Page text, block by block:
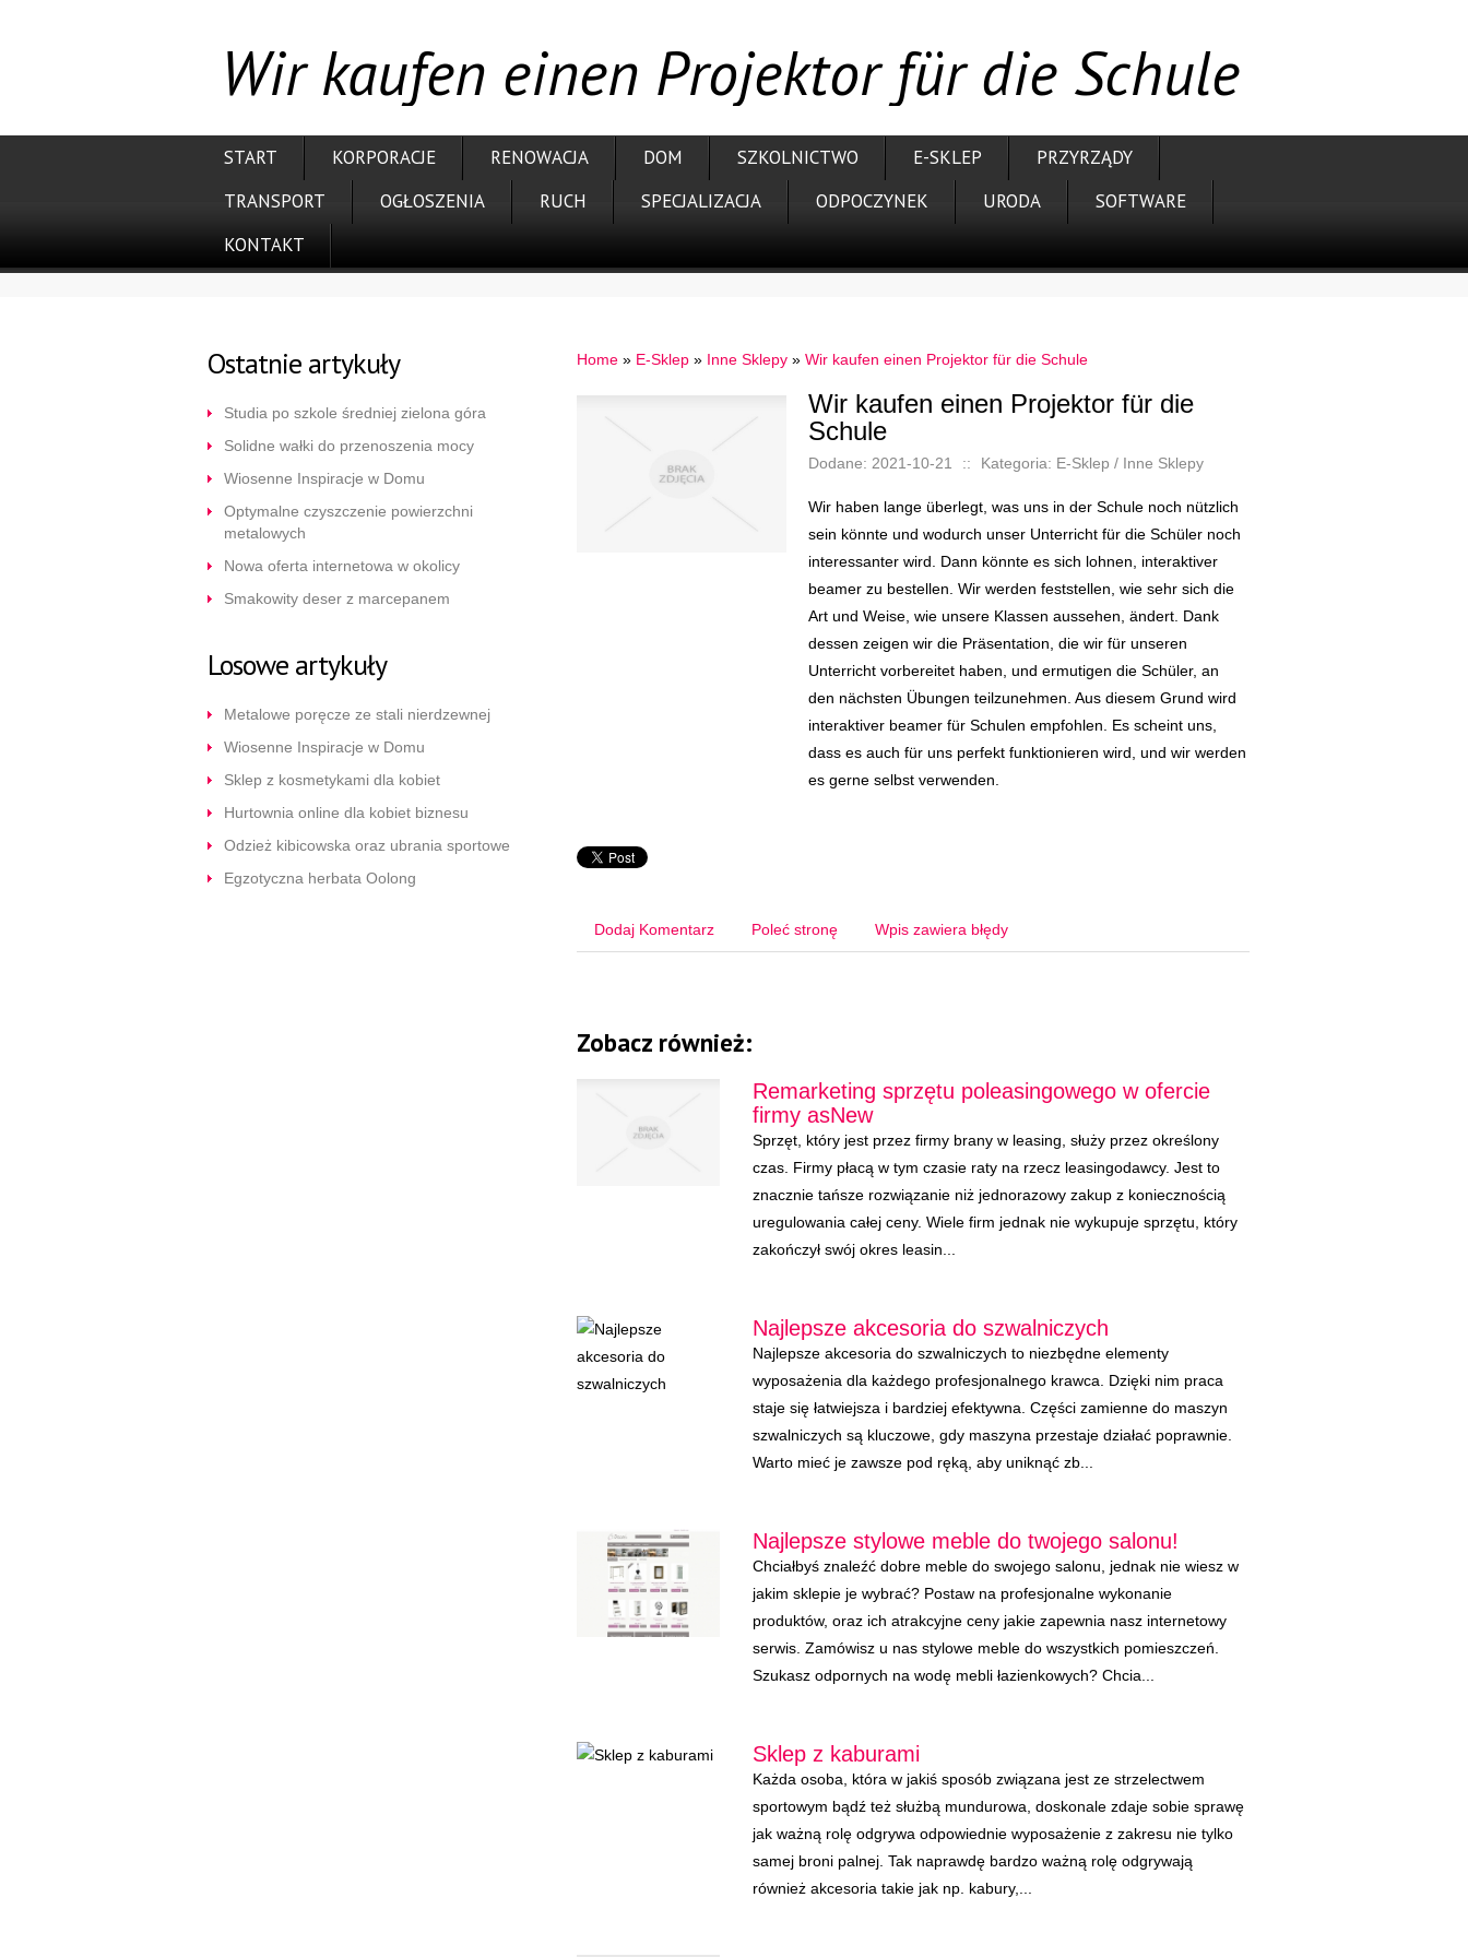
Wir kaufen einen Projektor für die Schule
START KORPORACJE RENOWACJA DOM SZKOLNICTWO E-SKLEP
PRZYRZĄDY
TRANSPORT
OGŁOSZENIA RUCH SPECJALIZACJA ODPOCZYNEK URODA
SOFTWARE
KONTAKT
Ostatnie artykuły
Studia po szkole średniej zielona góra
Solidne wałki do przenoszenia mocy
Wiosenne Inspiracje w Domu
Optymalne czyszczenie powierzchni
metalowych
Nowa oferta internetowa w okolicy
Smakowity deser z marcepanem
Losowe artykuły
Metalowe poręcze ze stali nierdzewnej
Wiosenne Inspiracje w Domu
Sklep z kosmetykami dla kobiet
Hurtownia online dla kobiet biznesu
Odzież kibicowska oraz ubrania sportowe
Egzotyczna herbata Oolong
Home» E-Sklep» Inne Sklepy» Wir kaufen einen Projektor für die Schule
Wir kaufen einen Projektor für die
Schule
Dodane: 2021-10-21 :: Kategoria: E-Sklep / Inne Sklepy
Wir haben lange überlegt, was uns in der Schule noch nützlich
sein könnte und wodurch unser Unterricht für die Schüler noch
interessanter wird. Dann könnte es sich lohnen, interaktiver
beamer zu bestellen. Wir werden feststellen, wie sehr sich die
Art und Weise, wie unsere Klassen aussehen, ändert. Dank
dessen zeigen wir die Präsentation, die wir für unseren
Unterricht vorbereitet haben, und ermutigen die Schüler, an
den nächsten Übungen teilzunehmen. Aus diesem Grund wird
interaktiver beamer für Schulen empfohlen. Es scheint uns,
dass es auch für uns perfekt funktionieren wird, und wir werden
es gerne selbst verwenden.
Dodaj Komentarz Poleć stronę Wpis zawiera błędy
Zobacz również:
Remarketing sprzętu poleasingowego w ofercie
firmy asNew
Sprzęt, który jest przez firmy brany w leasing, służy przez określony
czas. Firmy płacą w tym czasie raty na rzecz leasingodawcy. Jest to
znacznie tańsze rozwiązanie niż jednorazowy zakup z koniecznością
uregulowania całej ceny. Wiele firm jednak nie wykupuje sprzętu, który
zakończył swój okres leasin...
Najlepsze akcesoria do szwalniczych
Najlepsze akcesoria do szwalniczych to niezbędne elementy
wyposażenia dla każdego profesjonalnego krawca. Dzięki nim praca
staje się łatwiejsza i bardziej efektywna. Części zamienne do maszyn
szwalniczych są kluczowe, gdy maszyna przestaje działać poprawnie.
Warto mieć je zawsze pod ręką, aby uniknąć zb...
Najlepsze stylowe meble do twojego salonu!
Chciałbyś znaleźć dobre meble do swojego salonu, jednak nie wiesz w
jakim sklepie je wybrać? Postaw na profesjonalne wykonanie
produktów, oraz ich atrakcyjne ceny jakie zapewnia nasz internetowy
serwis. Zamówisz u nas stylowe meble do wszystkich pomieszczeń.
Szukasz odpornych na wodę mebli łazienkowych? Chcia...
Sklep z kaburami
Każda osoba, która w jakiś sposób związana jest ze strzelectwem
sportowym bądź też służbą mundurowa, doskonale zdaje sobie sprawę
jak ważną rolę odgrywa odpowiednie wyposażenie z zakresu nie tylko
samej broni palnej. Tak naprawdę bardzo ważną rolę odgrywają
również akcesoria takie jak np. kabury,...